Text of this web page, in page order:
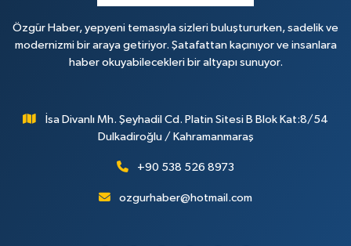
Özgür Haber, yepyeni temasıyla sizleri buluştururken, sadelik ve
modernizmi bir araya getiriyor. Şatafattan kaçınıyor ve insanlara
haber okuyabilecekleri bir altyapı sunuyor.
İsa Divanlı Mh. Şeyhadil Cd. Platin Sitesi B Blok Kat:8/54
Dulkadiroğlu / Kahramanmaraş
+90 538 526 8973
ozgurhaber@hotmail.com